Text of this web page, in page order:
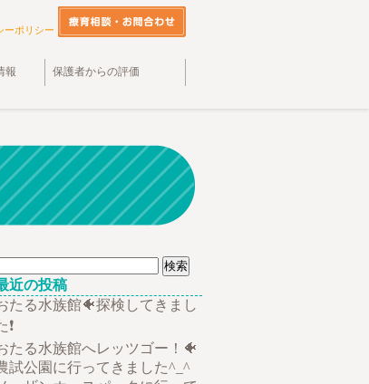
ポリシー
報 保護者からの評価
:近の投稿
たる水族館🐠探検してきまし
❗
たる水族館へレッツゴー！🐠
試公園に行ってきました^_^